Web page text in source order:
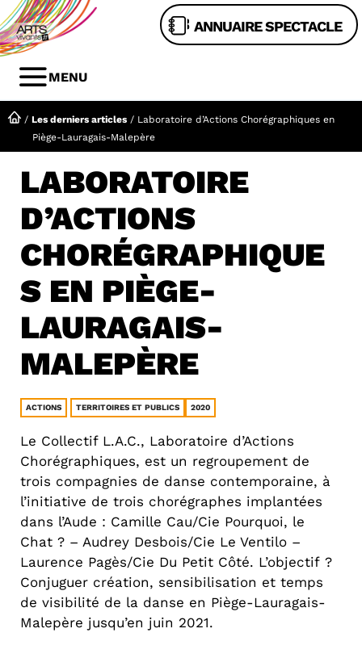
Aller
au
contenu
ANNUAIRE SPECTACLE
MENU
MENU
/ Les derniers articles / Laboratoire d’Actions Chorégraphiques en
Piège-Lauragais-Malepère
LABORATOIRE
D’ACTIONS
CHORÉGRAPHIQUE
S EN PIÈGE-
LAURAGAIS-
MALEPÈRE
ACTIONS TERRITOIRES ET PUBLICS 2020
Le Collectif L.A.C., Laboratoire d’Actions
Chorégraphiques, est un regroupement de
trois compagnies de danse contemporaine, à
l’initiative de trois chorégraphes implantées
dans l’Aude : Camille Cau/Cie Pourquoi, le
Chat ? – Audrey Desbois/Cie Le Ventilo –
Laurence Pagès/Cie Du Petit Côté. L’objectif ?
Conjuguer création, sensibilisation et temps
de visibilité de la danse en Piège-Lauragais-
Malepère jusqu’en juin 2021.